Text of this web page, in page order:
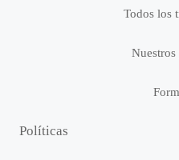
Todos los
Políticas